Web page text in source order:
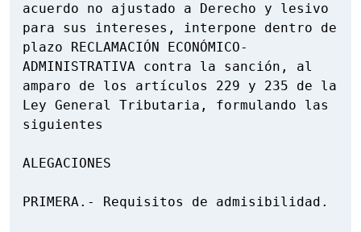
acuerdo no ajustado a Derecho y lesivo
para sus intereses, interpone dentro de
plazo RECLAMACIÓN ECONÓMICO-
ADMINISTRATIVA contra la sanción, al
amparo de los artículos 229 y 235 de la
Ley General Tributaria, formulando las
siguientes
ALEGACIONES
PRIMERA.- Requisitos de admisibilidad.